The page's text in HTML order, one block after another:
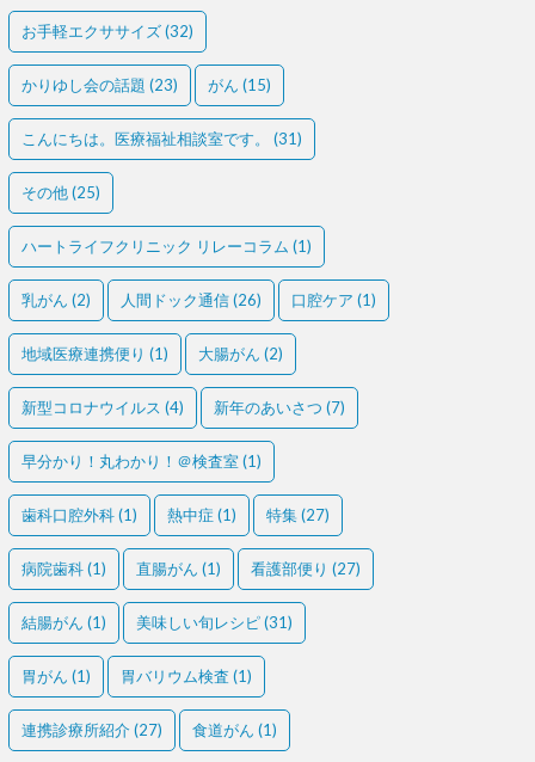
お手軽エクササイズ(32)
かりゆし会の話題 (23) がん (15)
こんにちは。医療福祉相談室です。 (31)
その他(25)
ハートライフクリニック リレーコラム (1)
乳がん (2) 人間ドック通信(26) 口腔ケア (1)
地域医療連携便り (1) 大腸がん (2)
新型コロナウイルス (4) 新年のあいさつ (7)
早分かり！丸わかり！＠検査室 (1)
歯科口腔外科(1) 熱中症 (1) 特集(27)
病院歯科(1) 直腸がん (1) 看護部便り (27)
結腸がん (1) 美味しい旬レシピ(31)
胃がん (1) 胃バリウム検査 (1)
連携診療所紹介(27) 食道がん (1)